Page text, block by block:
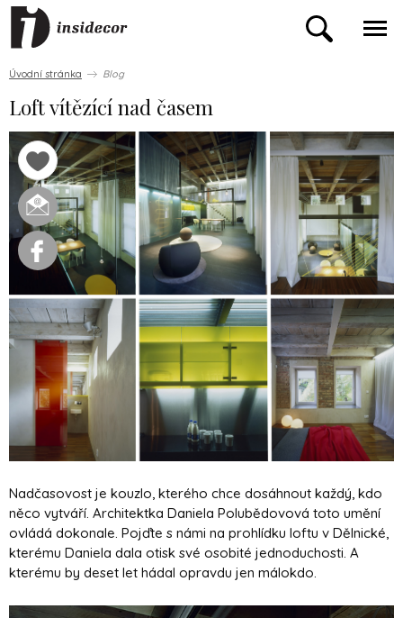
Úvodní stránka Blog
Loft vítězící nad časem
Nadčasovost je kouzlo, kterého chce dosáhnout každý, kdo
něco vytváří. Architektka Daniela Polubědovová toto umění
ovládá dokonale. Pojďte s námi na prohlídku loftu v Dělnické,
kterému Daniela dala otisk své osobité jednoduchosti. A
kterému by deset let hádal opravdu jen málokdo.